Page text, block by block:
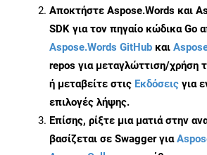
Αποκτήστε Aspose.Words και
SDK για τον πηγαίο κώδικα Go
Aspose.Words GitHub και
repos για μεταγλώττιση/χρήση
ή μεταβείτε στις Εκδόσεις για
επιλογές λήψης.
Επίσης, ρίξτε μια ματιά στην
βασίζεται σε Swagger για